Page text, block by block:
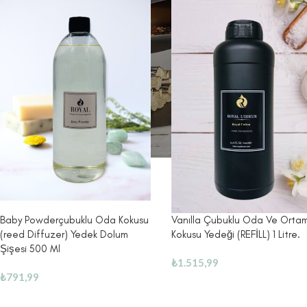
Baby Powderçubuklu Oda Kokusu
(reed Diffuzer) Yedek Dolum
Şişesi 500 Ml
₺791,99
Vanılla Çubuklu Oda Ve
Kokusu Yedeği (REFİLL) 1 Litre.
₺1.515,99